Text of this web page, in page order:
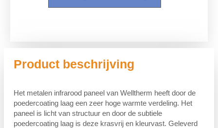
Product beschrijving
Het metalen infrarood paneel van Welltherm heeft door de
poedercoating laag een zeer hoge warmte verdeling. Het
paneel is licht van structuur en door de subtiele
poedercoating laag is deze krasvrij en kleurvast. Geleverd